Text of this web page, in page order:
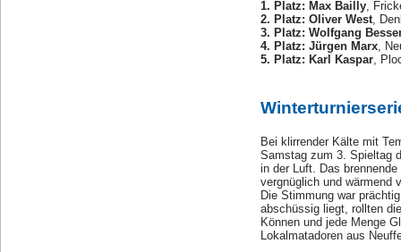
1. Platz: Max Bailly,
2. Platz: Oliver West,
3. Platz: Wolfgang
4. Platz: Jürgen Marx,
5. Platz: Karl Kaspar,
Bei klirrender Kälte mit
Samstag zum 3. Spieltag
in der Luft. Das
vergnüglich und wärmend
Die Stimmung war
abschüssig liegt, rollten
Können und jede Menge
Lokalmatadoren aus